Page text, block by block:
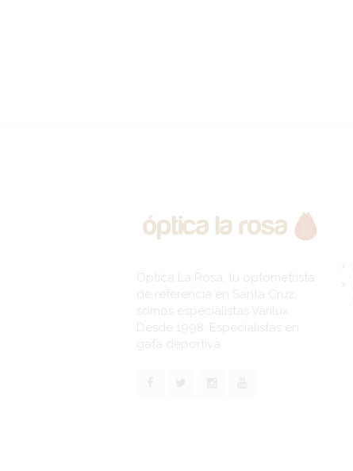
Óptica La Rosa, tu optometrista
de referencia en Santa Cruz,
somos especialistas Varilux.
Desde 1998. Especialistas en
gafa deportiva